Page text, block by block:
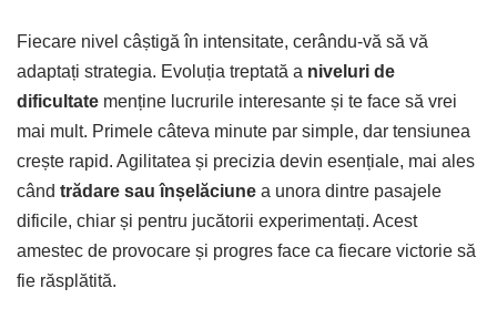
Fiecare nivel câștigă în intensitate, cerându-vă să vă
adaptați strategia. Evoluția treptată a niveluri de
dificultate menține lucrurile interesante și te face să vrei
mai mult. Primele câteva minute par simple, dar tensiunea
crește rapid. Agilitatea și precizia devin esențiale, mai ales
când trădare sau înșelăciune a unora dintre pasajele
dificile, chiar și pentru jucătorii experimentați. Acest
amestec de provocare și progres face ca fiecare victorie să
fie răsplătită.